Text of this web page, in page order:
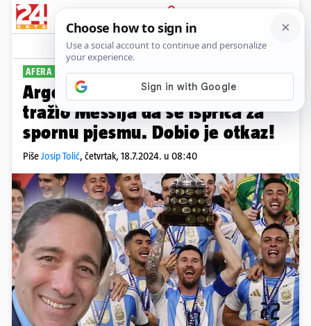
PRIJAVA
Sport Komentari
AFERA AUTOBUS IDE DALJE
Argentinski tajnik za sport je
tražio Messija da se ispriča za
spornu pjesmu. Dobio je otkaz!
PišeJosip Tolić, četvrtak, 18.7.2024. u 08:40